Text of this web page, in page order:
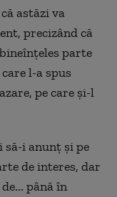
astăzi va
precizând că
parte
l-a spus
pe care și-l
să-i anunţ şi pe
de interes, dar
până în